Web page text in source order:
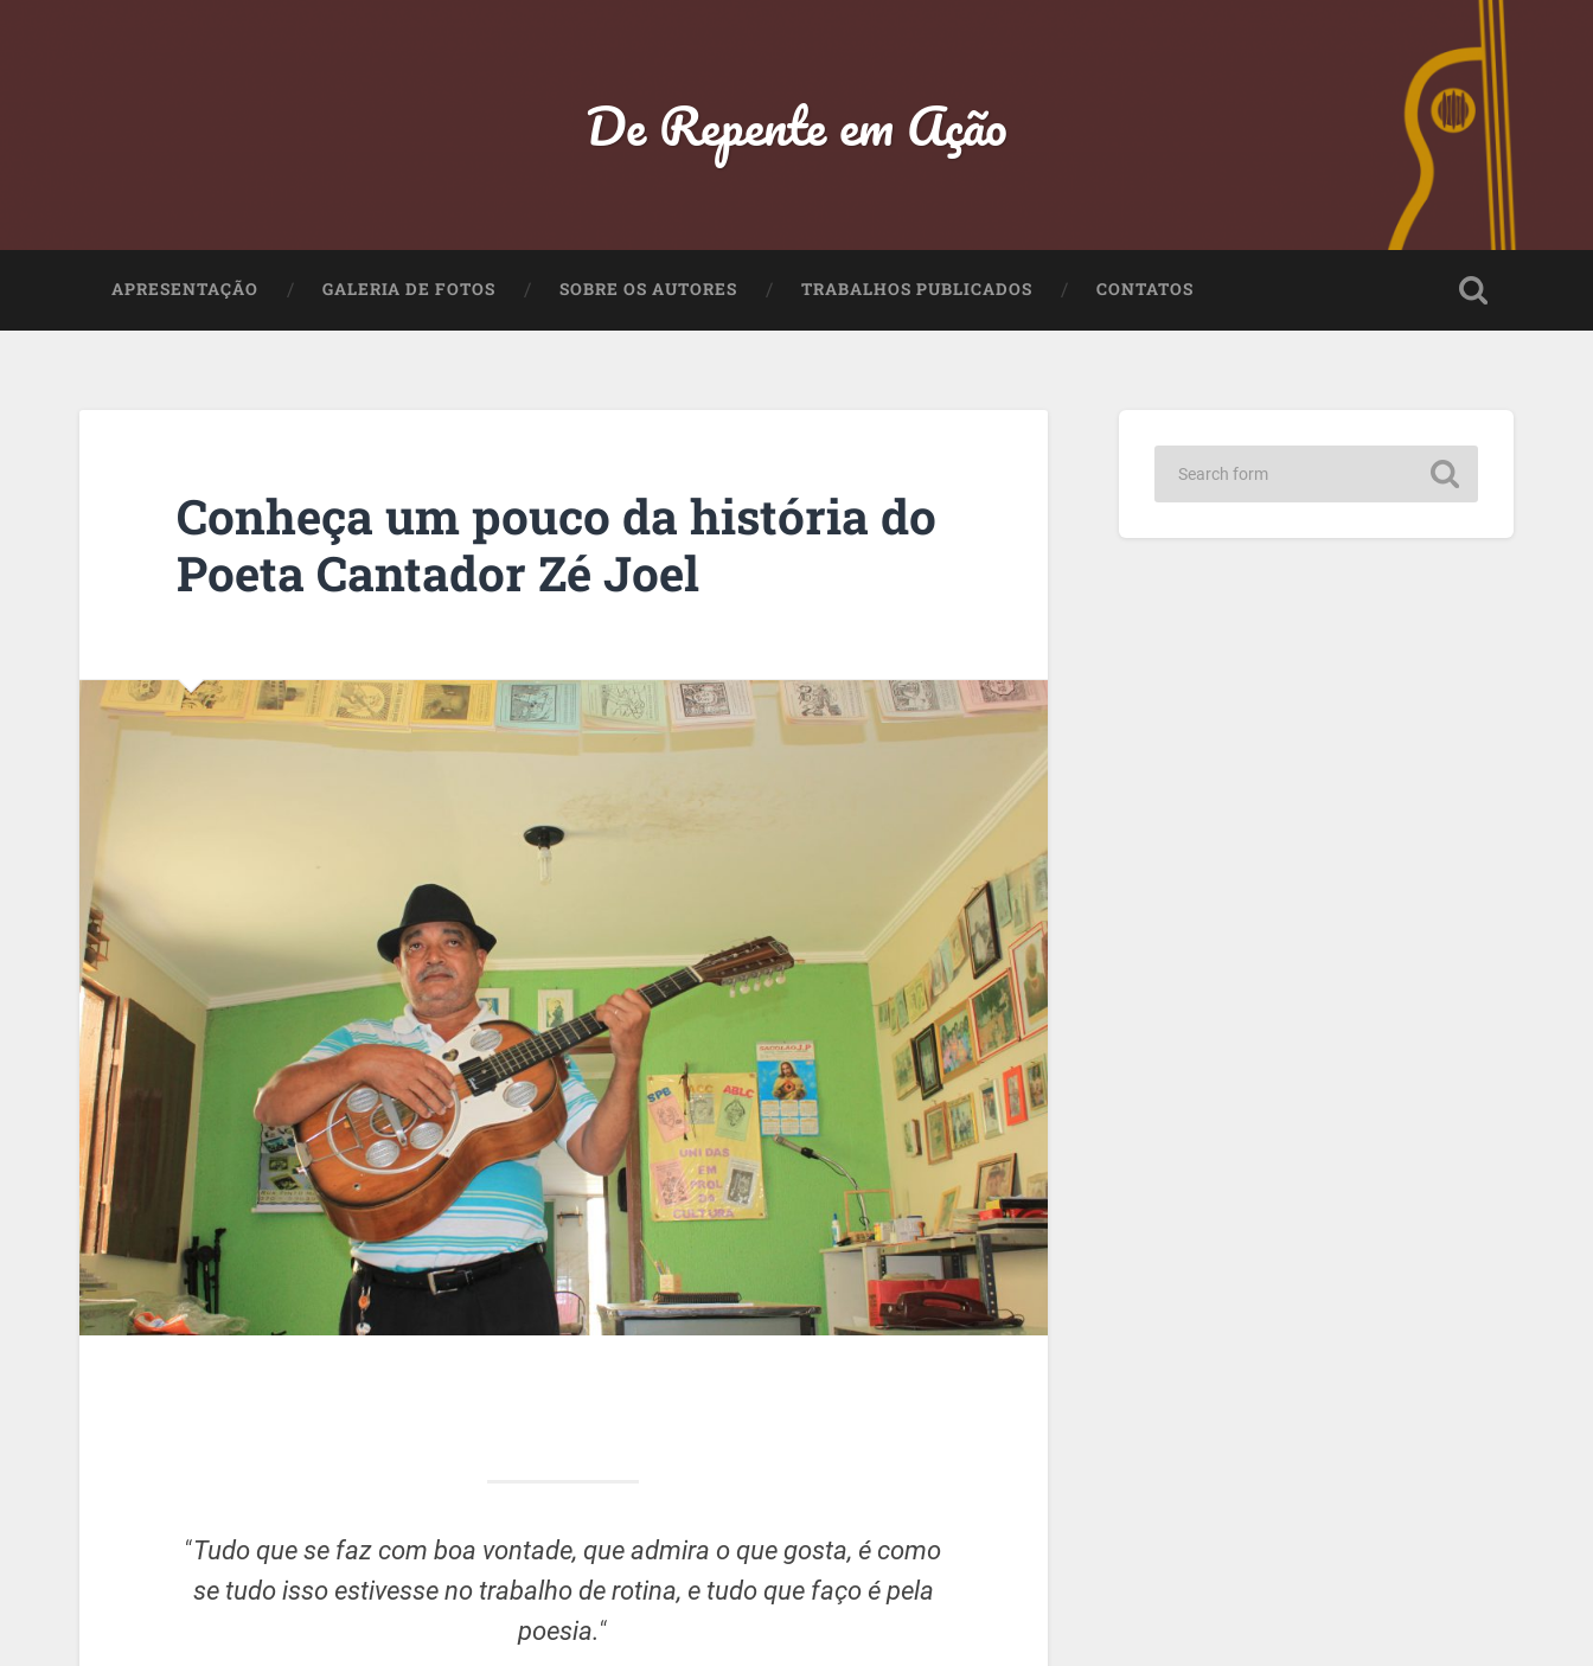
De Repente em Ação
APRESENTAÇÃO GALERIA DE FOTOS SOBRE OS AUTORES TRABALHOS PUBLICADOS CONTATOS
Conheça um pouco da história do
Poeta Cantador Zé Joel
“Tudo que se faz com boa vontade, que admira o que gosta, é como
se tudo isso estivesse no trabalho de rotina, e tudo que faço é pela
poesia.“